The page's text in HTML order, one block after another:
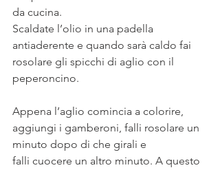
da cucina.
Scaldate l’olio in una padella
antiaderente e quando sarà caldo fai
rosolare gli spicchi di aglio con il
peperoncino.
Appena l’aglio comincia a colorire,
aggiungi i gamberoni, falli rosolare un
minuto dopo di che girali e
falli cuocere un altro minuto. A questo